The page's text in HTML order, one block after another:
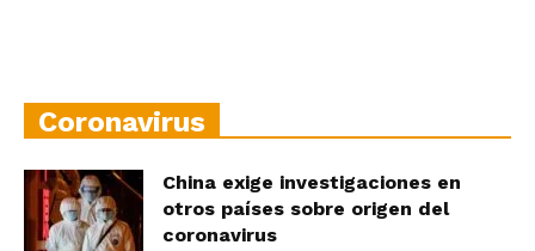
Coronavirus
China exige investigaciones en
otros países sobre origen del
coronavirus